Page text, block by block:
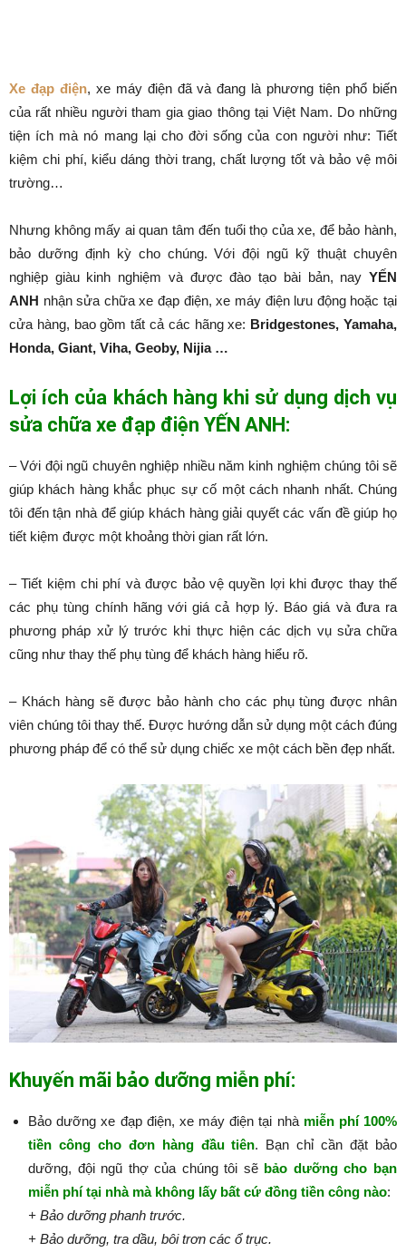
Xe đạp điện, xe máy điện đã và đang là phương tiện phổ biến
của rất nhiều người tham gia giao thông tại Việt Nam. Do những
tiện ích mà nó mang lại cho đời sống của con người như: Tiết
kiệm chi phí, kiểu dáng thời trang, chất lượng tốt và bảo vệ môi
trường…
Nhưng không mấy ai quan tâm đến tuổi thọ của xe, để bảo hành,
bảo dưỡng định kỳ cho chúng. Với đội ngũ kỹ thuật chuyên
nghiệp giàu kinh nghiệm và được đào tạo bài bản, nay YẾN
ANH nhận sửa chữa xe đạp điện, xe máy điện lưu động hoặc tại
cửa hàng, bao gồm tất cả các hãng xe: Bridgestones, Yamaha,
Honda, Giant, Viha, Geoby, Nijia …
Lợi ích của khách hàng khi sử dụng dịch vụ
sửa chữa xe đạp điện YẾN ANH:
– Với đội ngũ chuyên nghiệp nhiều năm kinh nghiệm chúng tôi sẽ
giúp khách hàng khắc phục sự cố một cách nhanh nhất. Chúng
tôi đến tận nhà để giúp khách hàng giải quyết các vấn đề giúp họ
tiết kiệm được một khoảng thời gian rất lớn.
– Tiết kiệm chi phí và được bảo vệ quyền lợi khi được thay thế
các phụ tùng chính hãng với giá cả hợp lý. Báo giá và đưa ra
phương pháp xử lý trước khi thực hiện các dịch vụ sửa chữa
cũng như thay thế phụ tùng để khách hàng hiểu rõ.
– Khách hàng sẽ được bảo hành cho các phụ tùng được nhân
viên chúng tôi thay thế. Được hướng dẫn sử dụng một cách đúng
phương pháp để có thể sử dụng chiếc xe một cách bền đẹp nhất.
Khuyến mãi bảo dưỡng miễn phí:
Bảo dưỡng xe đạp điện, xe máy điện tại nhà miễn phí 100%
tiền công cho đơn hàng đầu tiên. Bạn chỉ cần đặt bảo
dưỡng, đội ngũ thợ của chúng tôi sẽ bảo dưỡng cho bạn
miễn phí tại nhà mà không lấy bất cứ đồng tiền công nào:​​​​​
+ Bảo dưỡng phanh trước.
+ Bảo dưỡng, tra dầu, bôi trơn các ổ trục.